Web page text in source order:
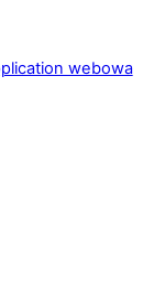
webowa